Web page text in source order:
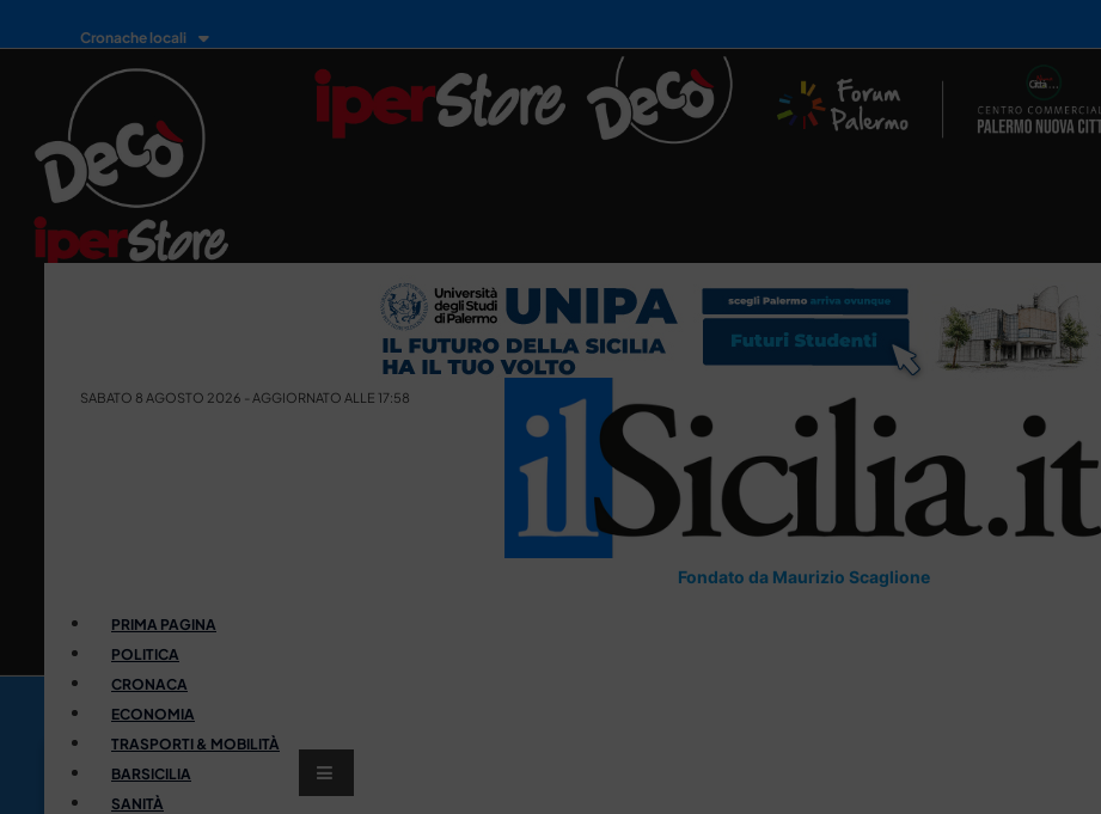
Cronache locali
SABATO 8 AGOSTO 2026 - AGGIORNATO ALLE 17:58
Fondato da Maurizio Scaglione
PRIMA PAGINA
POLITICA
CRONACA
ECONOMIA
TRASPORTI & MOBILITÀ
BARSICILIA
SANITÀ